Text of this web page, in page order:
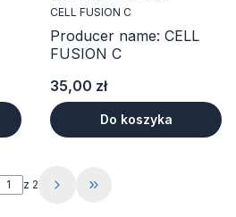
CELL FUSION C
Producer name: CELL
FUSION C
Cena
35,00 zł
Do koszyka
z 2 Przejdź do ostatniej